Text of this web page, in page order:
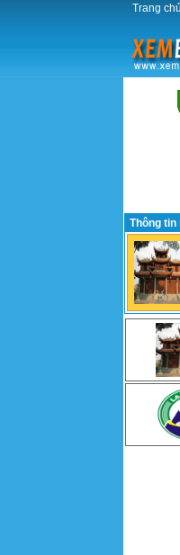
Trang chủ
Thông tin